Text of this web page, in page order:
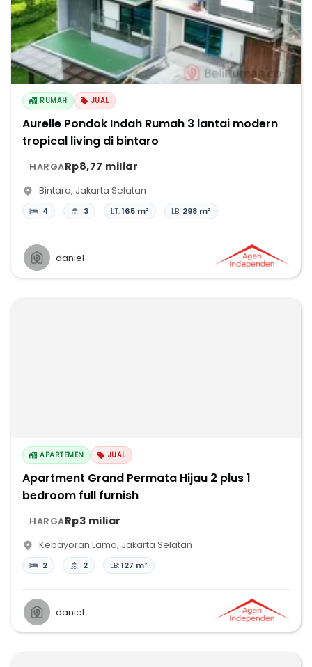
RUMAH JUAL
Aurelle Pondok Indah Rumah 3 lantai modern
tropical living di bintaro
HARGARp8,77 miliar
Bintaro, Jakarta Selatan
4 3 LT:165 m² LB: 298 m²
daniel
APARTEMEN JUAL
Apartment Grand Permata Hijau 2 plus 1
bedroom full furnish
HARGARp3 miliar
Kebayoran Lama, Jakarta Selatan
2 2 LB:127 m²
daniel